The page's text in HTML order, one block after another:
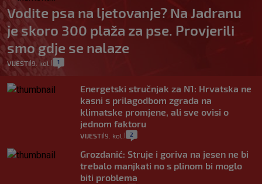
Vodite psa na ljetovanje? Na Jadranu
je skoro 300 plaža za pse. Provjerili
smo gdje se nalaze
VIJESTI|9. kol. 1
Energetski stručnjak za N1: Hrvatska ne
kasni s prilagodbom zgrada na
klimatske promjene, ali sve ovisi o
jednom faktoru
VIJESTI 9. kol. 2
Grozdanić: Struje i goriva na jesen ne bi
trebalo manjkati no s plinom bi moglo
biti problema